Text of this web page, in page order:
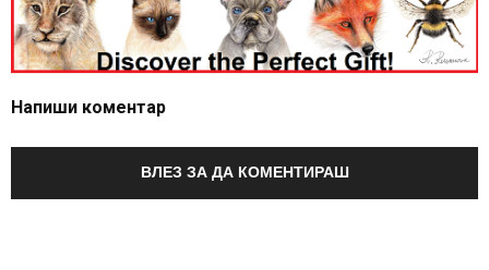
Напиши коментар
ВЛЕЗ ЗА ДА КОМЕНТИРАШ